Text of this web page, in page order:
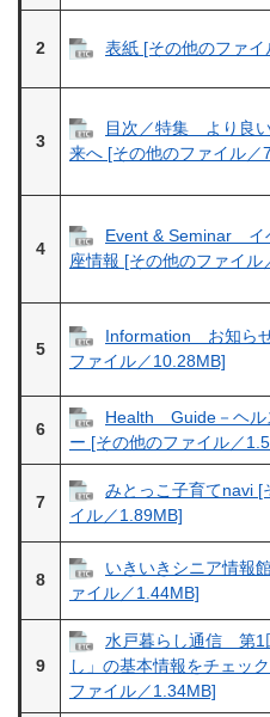
2 表紙 [その他のファイ
3
目次／特集 より良
来へ [その他のファイル／
4
Event & Seminar イ
座情報 [その他のファイル
5
Information お知ら
ファイル／10.28MB]
6
Health Guide－ヘル
ー [その他のファイル／
7
みとっこ子育てnavi [
イル／1.89MB]
8
いきいきシニア情報
ァイル／1.44MB]
9
水戸暮らし通信 第1
し」の基本情報をチェッ
ファイル／1.34MB]